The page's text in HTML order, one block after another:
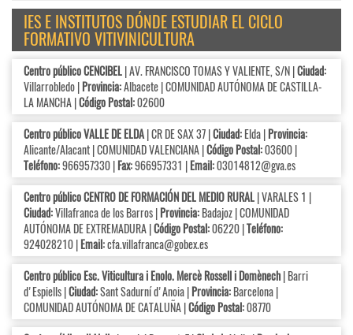
IES E INSTITUTOS DÓNDE ESTUDIAR EL CICLO
FORMATIVO VITIVINICULTURA
Centro público CENCIBEL| AV. FRANCISCO TOMAS Y VALIENTE, S/N |Ciudad:
Villarrobledo |Provincia:Albacete | COMUNIDAD AUTÓNOMA DE CASTILLA-
LA MANCHA |Código Postal:02600
Centro público VALLE DE ELDA| CR DE SAX 37 |Ciudad:Elda |Provincia:
Alicante/Alacant | COMUNIDAD VALENCIANA |Código Postal:03600 |
Teléfono:966957330 |Fax:966957331 |Email:03014812@gva.es
Centro público CENTRO DE FORMACIÓN DEL MEDIO RURAL| VARALES 1 |
Ciudad:Villafranca de los Barros |Provincia:Badajoz | COMUNIDAD
AUTÓNOMA DE EXTREMADURA |Código Postal:06220 |Teléfono:
924028210 |Email:cfa.villafranca@gobex.es
Centro público Esc. Viticultura i Enolo. Mercè Rossell i Domènech| Barri
d'Espiells |Ciudad:Sant Sadurní d'Anoia |Provincia:Barcelona |
COMUNIDAD AUTÓNOMA DE CATALUÑA |Código Postal:08770